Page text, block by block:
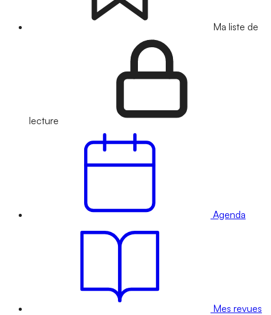
Ma liste de
lecture
Agenda
Mes revues